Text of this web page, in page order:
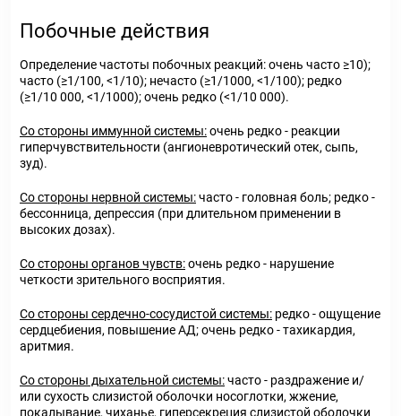
Побочные действия
Определение частоты побочных реакций: очень часто ≥10);
часто (≥1/100, <1/10); нечасто (≥1/1000, <1/100); редко
(≥1/10 000, <1/1000); очень редко (<1/10 000).
Со стороны иммунной системы:очень редко - реакции
гиперчувствительности (ангионевротический отек, сыпь,
зуд).
Со стороны нервной системы:часто - головная боль; редко -
бессонница, депрессия (при длительном применении в
высоких дозах).
Со стороны органов чувств:очень редко - нарушение
четкости зрительного восприятия.
Со стороны сердечно-сосудистой системы: редко - ощущение
сердцебиения, повышение АД; очень редко - тахикардия,
аритмия.
Со стороны дыхательной системы:часто - раздражение и/
или сухость слизистой оболочки носоглотки, жжение,
покалывание, чиханье, гиперсекреция слизистой оболочки